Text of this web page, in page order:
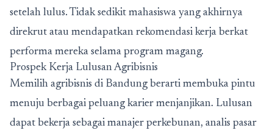
setelah lulus. Tidak sedikit mahasiswa yang akhirnya
direkrut atau mendapatkan rekomendasi kerja berkat
performa mereka selama program magang.
Prospek Kerja Lulusan Agribisnis
Memilih agribisnis di Bandung berarti membuka pintu
menuju berbagai peluang karier menjanjikan. Lulusan
dapat bekerja sebagai manajer perkebunan, analis pasar